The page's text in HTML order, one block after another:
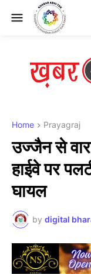
Home Prayagraj
उज्जैन से
हाईवे पर
घायल
by digital